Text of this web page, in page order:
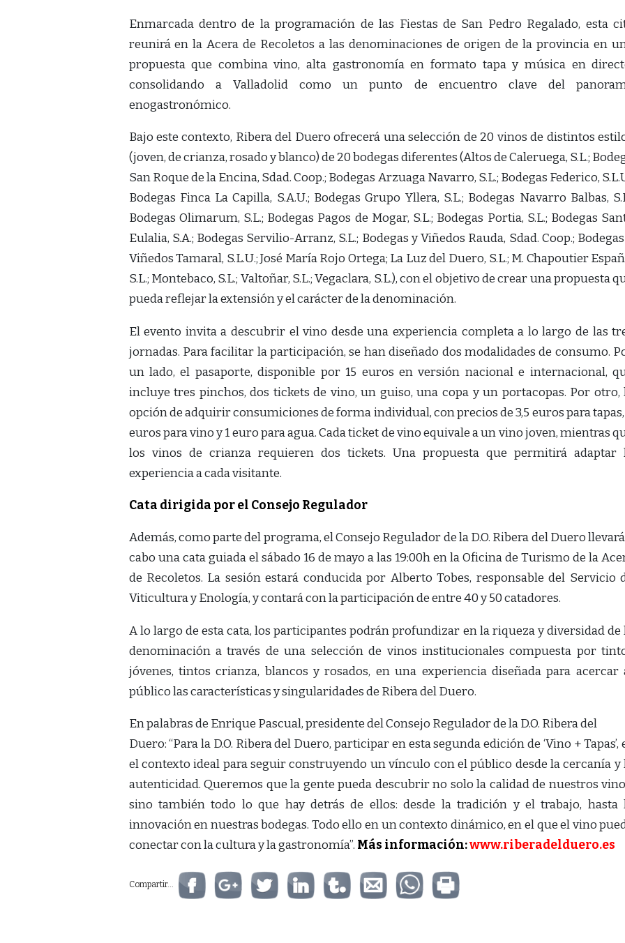
Enmarcada dentro de la programación de las Fiestas de San Pedro Regalado, esta
reunirá en la Acera de Recoletos a las denominaciones de origen de la provincia en
propuesta que combina vino, alta gastronomía en formato tapa y música en
consolidando a Valladolid como un punto de encuentro clave del
enogastronómico.
Bajo este contexto, Ribera del Duero ofrecerá una selección de 20 vinos de distintos
(joven, de crianza, rosado y blanco) de 20 bodegas diferentes (Altos de Caleruega, S.L.;
San Roque de la Encina, Sdad. Coop.; Bodegas Arzuaga Navarro, S.L.; Bodegas Federico,
Bodegas Finca La Capilla, S.A.U.; Bodegas Grupo Yllera, S.L.; Bodegas Navarro Balbas,
Bodegas Olimarum, S.L.; Bodegas Pagos de Mogar, S.L.; Bodegas Portia, S.L.; Bodegas
Eulalia, S.A.; Bodegas Servilio-Arranz, S.L.; Bodegas y Viñedos Rauda, Sdad. Coop.;
Viñedos Tamaral, S.L.U.; José María Rojo Ortega; La Luz del Duero, S.L.; M. Chapoutier
S.L.; Montebaco, S.L.; Valtoñar, S.L.; Vegaclara, S.L.), con el objetivo de crear una propuesta
pueda reflejar la extensión y el carácter de la denominación.
El evento invita a descubrir el vino desde una experiencia completa a lo largo de las
jornadas. Para facilitar la participación, se han diseñado dos modalidades de consumo.
un lado, el pasaporte, disponible por 15 euros en versión nacional e internacional,
incluye tres pinchos, dos tickets de vino, un guiso, una copa y un portacopas. Por otro,
opción de adquirir consumiciones de forma individual, con precios de 3,5 euros para tapas,
euros para vino y 1 euro para agua. Cada ticket de vino equivale a un vino joven, mientras
los vinos de crianza requieren dos tickets. Una propuesta que permitirá adaptar
experiencia a cada visitante.
Cata dirigida por el Consejo Regulador
Además, como parte del programa, el Consejo Regulador de la D.O. Ribera del Duero
cabo una cata guiada el sábado 16 de mayo a las 19:00h en la Oficina de Turismo de la
de Recoletos. La sesión estará conducida por Alberto Tobes, responsable del Servicio
Viticultura y Enología, y contará con la participación de entre 40 y 50 catadores.
A lo largo de esta cata, los participantes podrán profundizar en la riqueza y diversidad de
denominación a través de una selección de vinos institucionales compuesta por
jóvenes, tintos crianza, blancos y rosados, en una experiencia diseñada para acercar
público las características y singularidades de Ribera del Duero.
En palabras de Enrique Pascual, presidente del Consejo Regulador de la D.O. Ribera del
Duero: “Para la D.O. Ribera del Duero, participar en esta segunda edición de ‘Vino + Tapas’,
el contexto ideal para seguir construyendo un vínculo con el público desde la cercanía y
autenticidad. Queremos que la gente pueda descubrir no solo la calidad de nuestros
sino también todo lo que hay detrás de ellos: desde la tradición y el trabajo, hasta
innovación en nuestras bodegas. Todo ello en un contexto dinámico, en el que el vino
conectar con la cultura y la gastronomía”. Más información:www.riberadelduero.es
Compartir...